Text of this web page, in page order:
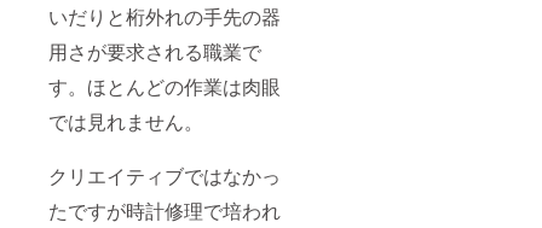
いだりと桁外れの手先の器
用さが要求される職業で
す。ほとんどの作業は肉眼
では見れません。
クリエイティブではなかっ
たですが時計修理で培われ